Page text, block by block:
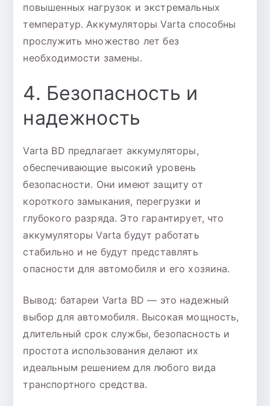
повышенных нагрузок и экстремальных
температур. Аккумуляторы Varta способны
прослужить множество лет без
необходимости замены.
4. Безопасность и
надежность
Varta BD предлагает аккумуляторы,
обеспечивающие высокий уровень
безопасности. Они имеют защиту от
короткого замыкания, перегрузки и
глубокого разряда. Это гарантирует, что
аккумуляторы Varta будут работать
стабильно и не будут представлять
опасности для автомобиля и его хозяина.
Вывод: батареи Varta BD — это надежный
выбор для автомобиля. Высокая мощность,
длительный срок службы, безопасность и
простота использования делают их
идеальным решением для любого вида
транспортного средства.